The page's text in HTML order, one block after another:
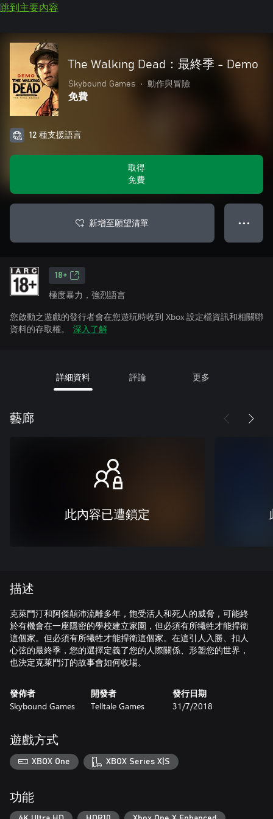
跳到主要內容
The Walking Dead：最終季 - Demo
Skybound Games • 動作與冒險
免費
12 種支援語言
取得
免費
新增至願望清單 ● ● ●
18+
極度暴力，強烈語言
您啟動之遊戲的發行者會在您遊玩時收到 Xbox 設定檔資訊和相關聯
資料的存取權。
深入了解
詳細資料 評論 更多
藝廊
此內容已遭鎖定
描述
克萊門汀和阿傑顛沛流離多年，飽受活人和死人的威脅，可能終
於有機會在一座隱密的學校建立家園，但必須有所犧牲才能捍衛
這個家。但必須有所犧牲才能捍衛這個家。在這引人入勝、扣人
心弦的最終季，您的選擇定義了您的人際關係、形塑您的世界，
也決定克萊門汀的故事會如何收場。
發佈者
Skybound Games
開發者
Telltale Games
發行日期
31/7/2018
遊戲方式
XBOX One XBOX Series X|S
功能